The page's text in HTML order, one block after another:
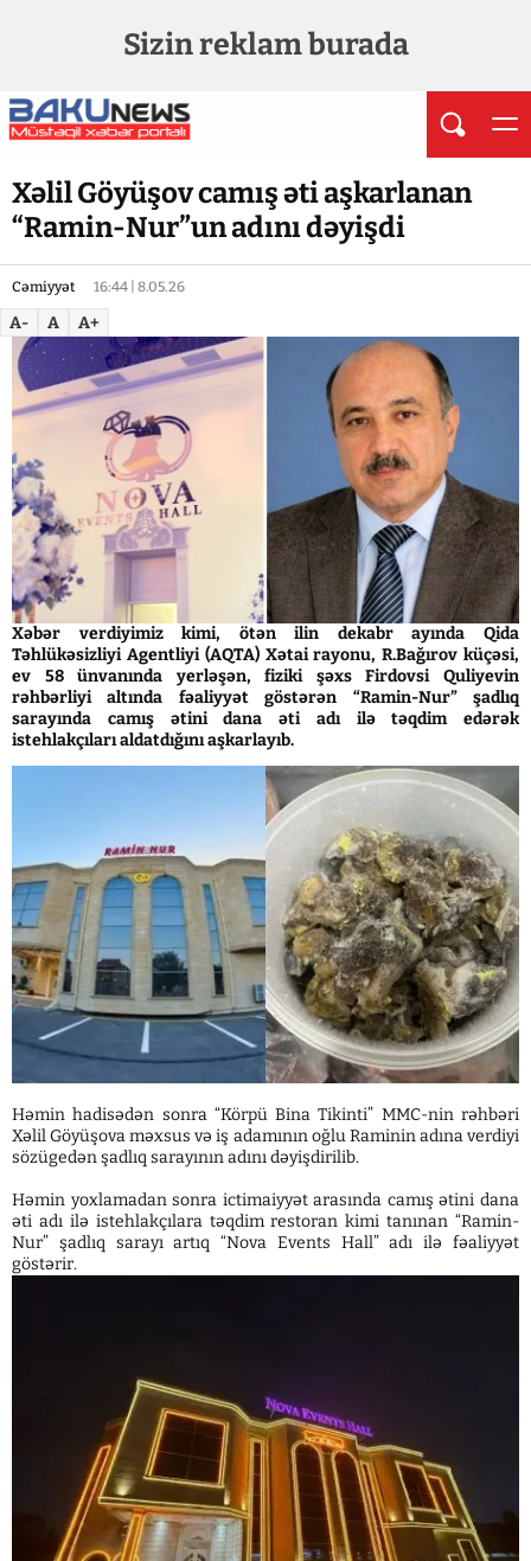
Sizin reklam burada
Xəlil Göyüşov camış əti aşkarlanan
“Ramin-Nur”un adını dəyişdi
Cəmiyyət 16:44 | 8.05.26
A- A A+
Xəbər verdiyimiz kimi, ötən ilin dekabr ayında Qida
Təhlükəsizliyi Agentliyi (AQTA) Xətai rayonu, R.Bağırov küçəsi,
ev 58 ünvanında yerləşən, fiziki şəxs Firdovsi Quliyevin
rəhbərliyi altında fəaliyyət göstərən “Ramin-Nur” şadlıq
sarayında camış ətini dana əti adı ilə təqdim edərək
istehlakçıları aldatdığını aşkarlayıb.
Həmin hadisədən sonra “Körpü Bina Tikinti” MMC-nin rəhbəri
Xəlil Göyüşova məxsus və iş adamının oğlu Raminin adına verdiyi
sözügedən şadlıq sarayının adını dəyişdirilib.
Həmin yoxlamadan sonra ictimaiyyət arasında camış ətini dana
əti adı ilə istehlakçılara təqdim restoran kimi tanınan “Ramin-
Nur” şadlıq sarayı artıq “Nova Events Hall” adı ilə fəaliyyət
göstərir.